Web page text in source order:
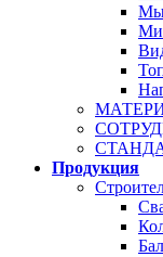
Мы
Продукция